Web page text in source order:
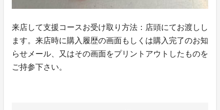
来店して支援コースお受け取り方法：店頭にてお渡しし
ます。来店時に購入履歴の画面もしくは購入完了のお知
らせメール、又はその画面をプリントアウトしたものを
ご持参下さい。